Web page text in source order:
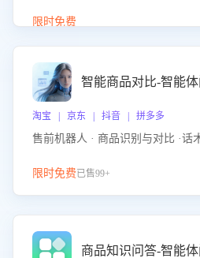
限时免费
智能商品对比-智能
淘宝 | 京东 | 抖音 | 拼多多
售前机器人 · 商品识别与对比 ·话
限时免费已售99+
商品知识问答-智能